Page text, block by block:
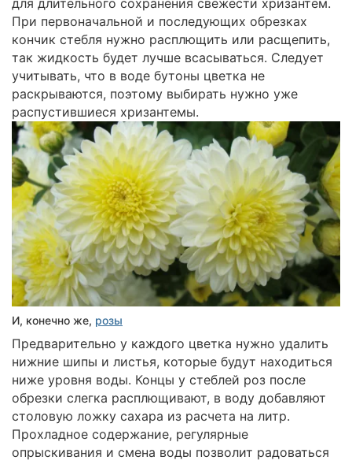
для длительного сохранения свежести хризантем.
При первоначальной и последующих обрезках
кончик стебля нужно расплющить или расщепить,
так жидкость будет лучше всасываться. Следует
учитывать, что в воде бутоны цветка не
раскрываются, поэтому выбирать нужно уже
распустившиеся хризантемы.
И, конечно же, розы
Предварительно у каждого цветка нужно удалить
нижние шипы и листья, которые будут находиться
ниже уровня воды. Концы у стеблей роз после
обрезки слегка расплющивают, в воду добавляют
столовую ложку сахара из расчета на литр.
Прохладное содержание, регулярные
опрыскивания и смена воды позволит радоваться